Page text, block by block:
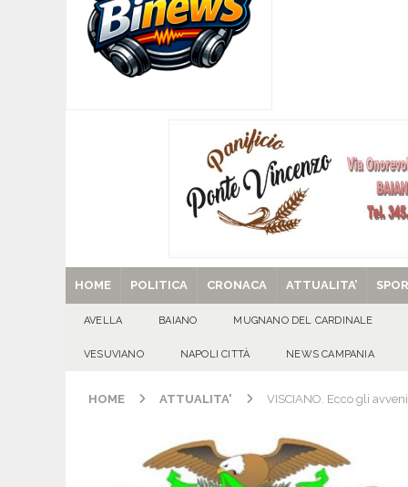
[ 09/08/2026 ]
beato Franz Jägerstätter
[ 09/08/2026 ]
[ 09/08/2026 ] QUADRELLE – PRIMI 60
SOPRATTUTTO PER I BAMBINI»
[ 29/08/2025 ] SANT’Oggi. Venerdì 29
HOME POLITICA CRONACA ATTUALITA’
AVELLA BAIANO MUGNANO DEL CARDINALE
VESUVIANO NAPOLI CITTÀ NEWS CAMPANIA
HOME ATTUALITA' VISCIANO. Ecco gli